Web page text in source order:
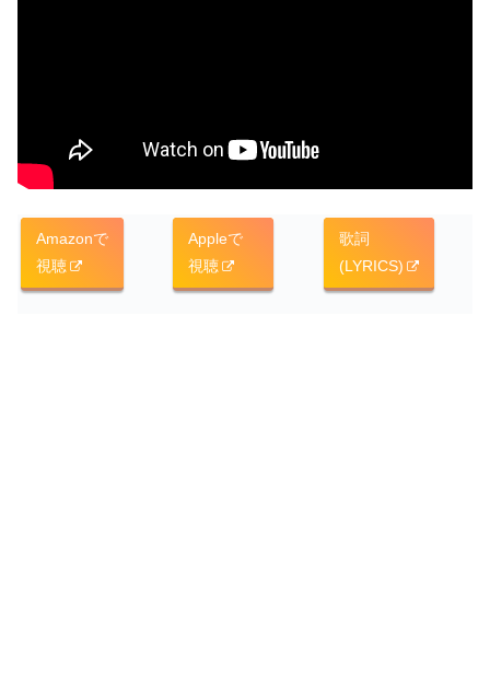
Amazonで
視聴
Appleで
視聴
歌詞
(LYRICS)